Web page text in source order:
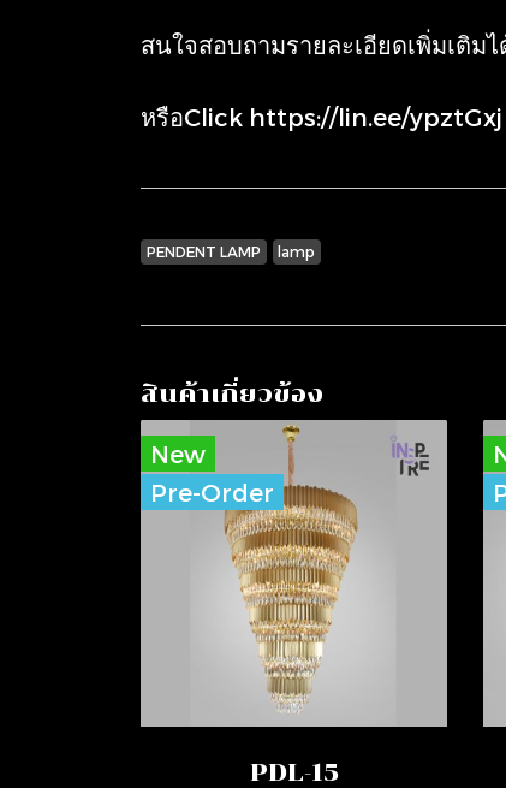
สนใจสอบถามรายละเอียดเพิ่มเติ
หรือClick https://lin.ee/ypztGxj
PENDENT LAMP lamp
สินค้าเกี่ยวข้อง
New
Pre-Order
PDL-15